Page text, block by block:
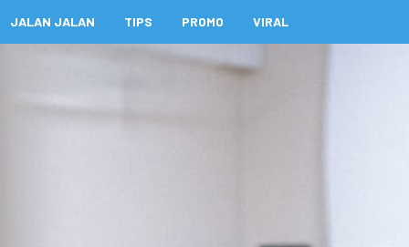
JALAN JALAN TIPS PROMO VIRAL